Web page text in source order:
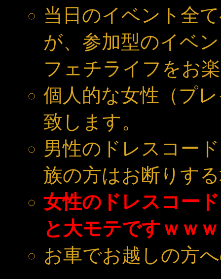
当日のイベント全
が、参加型のイベ
フェチライフをお
個人的な女性（プ
致します。
男性のドレスコー
族の方はお断りす
女性のドレスコー
と大モテですｗｗ
お車でお越しの方